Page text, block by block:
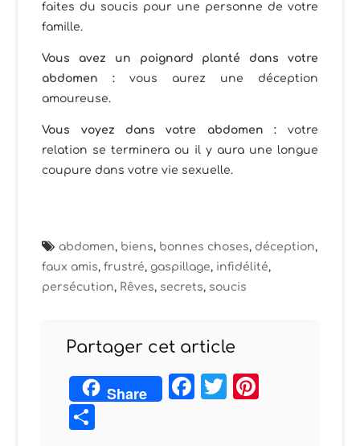
faites du soucis pour une personne de votre
famille.
Vous avez un poignard planté dans votre
abdomen :vous aurez une déception
amoureuse.
Vous voyez dans votre abdomen : votre
relation se terminera ou il y aura une longue
coupure dans votre vie sexuelle.
abdomen, biens, bonnes choses, déception,
faux amis,frustré, gaspillage, infidélité,
persécution, Rêves, secrets, soucis
Partager cet article
Share Facebook
Twitter